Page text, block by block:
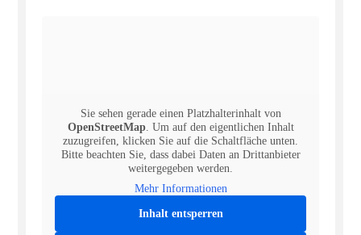
Sie sehen gerade einen Platzhalterinhalt von
OpenStreetMap. Um auf den eigentlichen Inhalt
zuzugreifen, klicken Sie auf die Schaltfläche unten.
Bitte beachten Sie, dass dabei Daten an Drittanbieter
weitergegeben werden.
Mehr Informationen
Inhalt entsperren